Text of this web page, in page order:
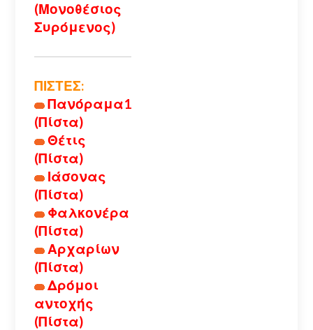
(Μονοθέσιος
Συρόμενος)
ΠΙΣΤΕΣ:
Πανόραμα1
(Πίστα)
Θέτις
(Πίστα)
Ιάσονας
(Πίστα)
Φαλκονέρα
(Πίστα)
Αρχαρίων
(Πίστα)
Δρόμοι
αντοχής
(Πίστα)